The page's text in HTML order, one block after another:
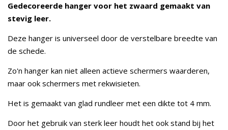
Gedecoreerde hanger voor het zwaard gemaakt van
stevig leer.
Deze hanger is universeel door de verstelbare breedte van
de schede.
Zo'n hanger kan niet alleen actieve schermers waarderen,
maar ook schermers met rekwisieten.
Het is gemaakt van glad rundleer met een dikte tot 4 mm.
Door het gebruik van sterk leer houdt het ook stand bij het